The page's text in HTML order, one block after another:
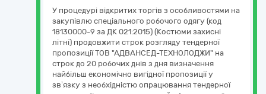
У процедурі відкритих торгів з особливостями на
закупівлю спеціального робочого одягу (код
18130000-9 за ДК 021:2015) (Костюми захисні
літні) продовжити строк розгляду тендерної
пропозиції ТОВ "АДВАНСЕД-ТЕХНОЛОДЖИ" на
строк до 20 робочих днів з дня визначення
найбільш економічно вигідної пропозиції у
зв’язку з необхідністю опрацювання тендерної